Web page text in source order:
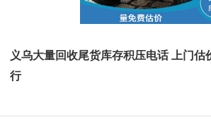
义乌大量回收尾货库存积压电话 上门估
行